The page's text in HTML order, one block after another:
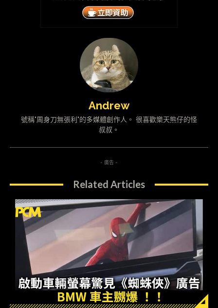
Andrew
號稱"周身刀無張利"的多媒體創作人。 很喜歡樂天熊仔的怪
叔叔。
- 廣告 -
Related Articles